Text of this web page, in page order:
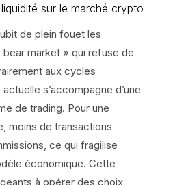
sur le marché crypto
de plein fouet les
bear market » qui refuse de
aux cycles
s’accompagne d’une
de trading. Pour une
moins de transactions
ce qui fragilise
économique. Cette
à opérer des choix